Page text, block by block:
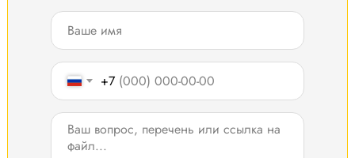
+7